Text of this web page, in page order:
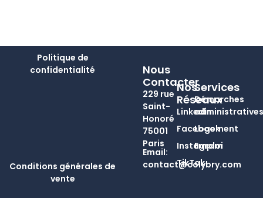
Nos
Réseaux
Linkedin
Facebook
Instagram
TikTok
Services
Démarches
administratives
Logement
Emploi
Nous
Contacter
229 rue
Saint-
Honoré
75001
Paris
Email:
contact@colybry.com
Politique de
confidentialité
Conditions générales de
vente